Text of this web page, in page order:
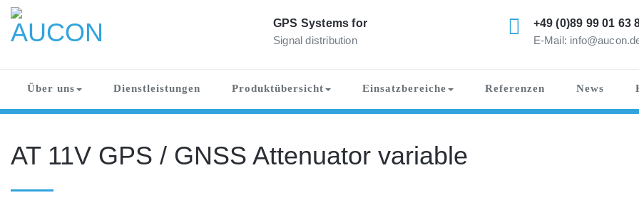
Skip
content
AUCON
GPS Systems for
Signal distribution
+49 (0)89 99 01 63
E-Mail:
Über uns Dienstleistungen Produktübersicht Einsatzbereiche Referenzen News
AT 11V GPS / GNSS Attenuator variable